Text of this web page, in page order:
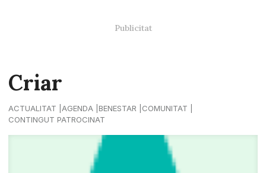
Criar
ACTUALITAT AGENDA BENESTAR
COMUNITAT
CONTINGUT PATROCINAT